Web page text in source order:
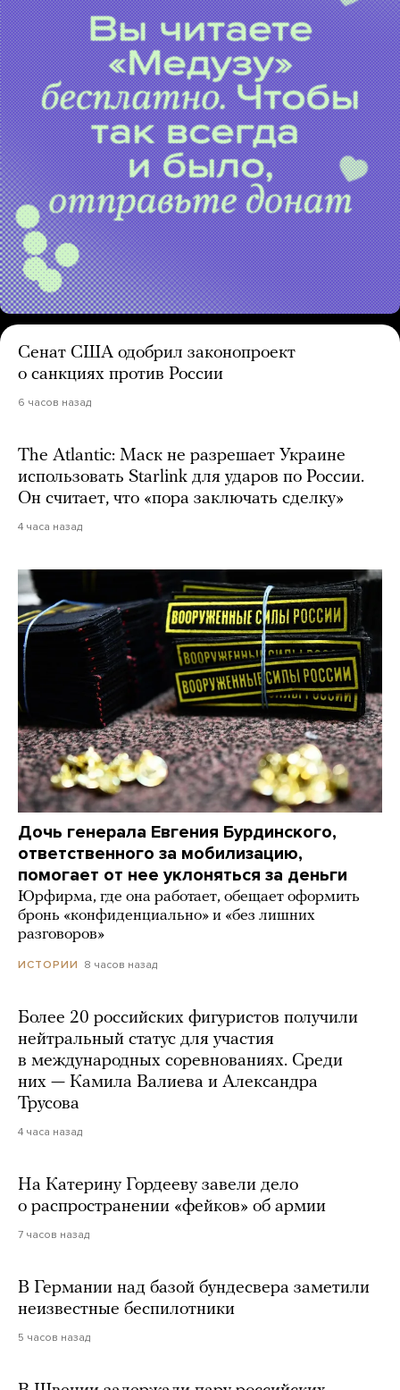
Сенат США одобрил законопроект
о санкциях против России
6 часов назад
The Atlantic: Маск не разрешает Украине
использовать Starlink для ударов по России.
Он считает, что «пора заключать сделку»
4 часа назад
Дочь генерала Евгения Бурдинского,
ответственного за мобилизацию,
помогает от нее уклоняться за деньги
Юрфирма, где она работает, обещает оформить
бронь «конфиденциально» и «без лишних
разговоров»
ИСТОРИИ 8 часов назад
Более 20 российских фигуристов получили
нейтральный статус для участия
в международных соревнованиях. Среди
них — Камила Валиева и Александра
Трусова
4 часа назад
На Катерину Гордееву завели дело
о распространении «фейков» об армии
7 часов назад
В Германии над базой бундесвера заметили
неизвестные беспилотники
5 часов назад